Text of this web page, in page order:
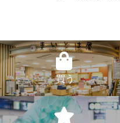
買う